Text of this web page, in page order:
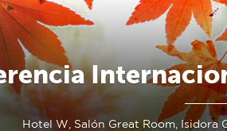
Hotel W, Salón Great Room, Isidora